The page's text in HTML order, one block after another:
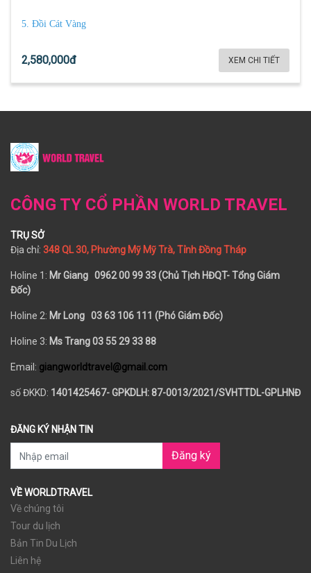
5. Đồi Cát Vàng
2,580,000đ XEM CHI TIẾT
CÔNG TY CỔ PHẦN WORLD TRAVEL
TRỤ SỞ
Địa chỉ: 348 QL 30, Phường Mỹ Mỹ Trà, Tỉnh Đồng Tháp
Holine 1: Mr Giang 0962 00 99 33 (Chủ Tịch HĐQT- Tổng Giám
Đốc)
Holine 2: Mr Long 03 63 106 111 (Phó Giám Đốc)
Holine 3: Ms Trang 03 55 29 33 88
Email: giangworldtravel@gmail.com
số ĐKKD: 1401425467- GPKDLH: 87-0013/2021/SVHTTDL-GPLHNĐ
ĐĂNG KÝ NHẬN TIN
Đăng ký
VỀ WORLDTRAVEL
Về chúng tôi
Tour du lịch
Bản Tin Du Lịch
Liên hệ